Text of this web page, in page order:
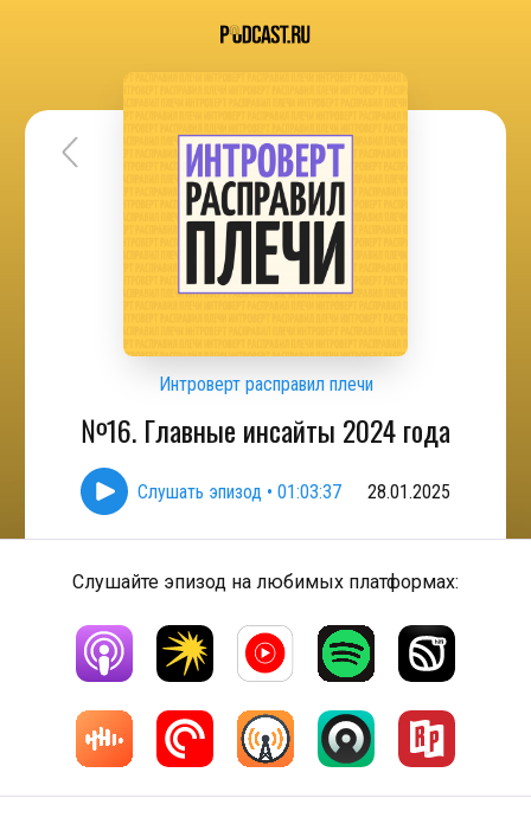
Интроверт расправил плечи
№16. Главные инсайты 2024 года
Слушать эпизод • 01:03:37 28.01.2025
Слушайте эпизод на любимых платформах: